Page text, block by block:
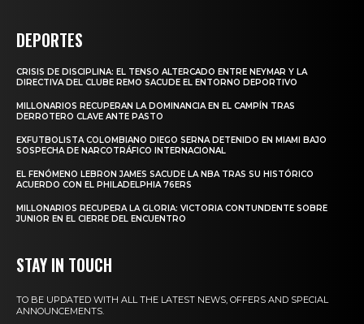
DEPORTES
CRISIS DE DISCIPLINA: EL TENSO ALTERCADO ENTRE NEYMAR Y LA
DIRECTIVA DEL CLUBE REMO SACUDE EL ENTORNO DEPORTIVO
MILLONARIOS RECUPERAN LA DOMINANCIA EN EL CAMPÍN TRAS
DERROTERO CLAVE ANTE PASTO
EXFUTBOLISTA COLOMBIANO DIEGO SERNA DETENIDO EN MIAMI BAJO
SOSPECHA DE NARCOTRÁFICO INTERNACIONAL
EL FENÓMENO LEBRON JAMES SACUDE LA NBA TRAS SU HISTÓRICO
ACUERDO CON EL PHILADELPHIA 76ERS
MILLONARIOS RECUPERA LA GLORIA: VICTORIA CONTUNDENTE SOBRE
JUNIOR EN EL CIERRE DEL ENCUENTRO
STAY IN TOUCH
TO BE UPDATED WITH ALL THE LATEST NEWS, OFFERS AND SPECIAL
ANNOUNCEMENTS.